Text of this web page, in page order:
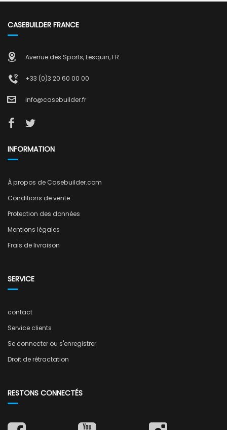
CASEBUILDER FRANCE
Avenue des Sports, Lesquin, FR
+33 (0)3 20 60 00 00
info@casebuilder.fr
INFORMATION
À propos de Casebuilder.com
Conditions de vente
Protection des données
Mentions légales
Frais de livraison
SERVICE
contact
Service clients
Se connecter ou s'enregistrer
Droit de rétractation
RESTONS CONNECTÉS